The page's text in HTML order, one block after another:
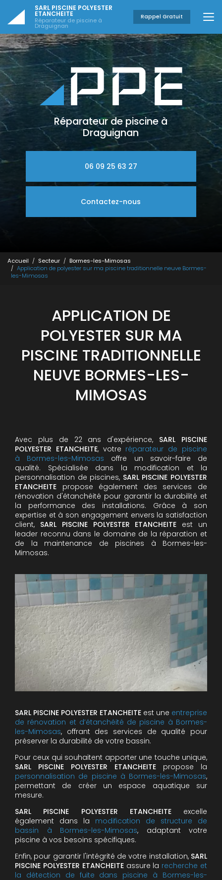
contenu
principal
SARL PISCINE POLYESTER
ETANCHEITE
Réparateur de piscine à
Draguignan
Rappel Gratuit
Réparateur de piscine à
Draguignan
06 09 25 63 27
Contactez-nous
Accueil Secteur
Bormes-les-Mimosas
Application de polyester sur ma piscine traditionnelle neuve Bormes-
les-Mimosas
APPLICATION DE
POLYESTER SUR MA
PISCINE TRADITIONNELLE
NEUVE BORMES-LES-
MIMOSAS
Avec plus de 22 ans d'expérience, SARL PISCINE
POLYESTER ETANCHEITE, votre réparateur de piscine
à Bormes-les-Mimosas offre un savoir-faire de
qualité. Spécialisée dans la modification et la
personnalisation de piscines, SARL PISCINE POLYESTER
ETANCHEITE propose également des services de
rénovation d'étanchéité pour garantir la durabilité et
la performance des installations. Grâce à son
expertise et à son engagement envers la satisfaction
client, SARL PISCINE POLYESTER ETANCHEITE est un
leader reconnu dans le domaine de la réparation et
de la maintenance de piscines à Bormes-les-
Mimosas.
SARL PISCINE POLYESTER ETANCHEITE est une entreprise
de rénovation et d’étanchéité de piscine à Bormes-
les-Mimosas, offrant des services de qualité pour
préserver la durabilité de votre bassin.
Pour ceux qui souhaitent apporter une touche unique,
SARL PISCINE POLYESTER ETANCHEITE propose la
personnalisation de piscine à Bormes-les-Mimosas,
permettant de créer un espace aquatique sur
mesure.
SARL PISCINE POLYESTER ETANCHEITEexcelle
également dans la modification de structure de
bassin à Bormes-les-Mimosas, adaptant votre
piscine à vos besoins spécifiques.
Enfin, pour garantir l'intégrité de votre installation, SARL
PISCINE POLYESTER ETANCHEITEassure la recherche et
la détection de fuite dans piscine à Bormes-les-